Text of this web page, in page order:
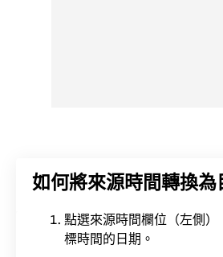
如何將來源時間轉換為
點選來源時間欄位（左側）
標時間的日期。